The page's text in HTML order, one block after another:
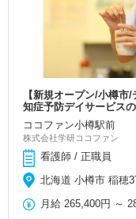
【新規オープン/小樽
知症予防デイサービス
ココファン小樽駅前
株式会社学研ココファン
看護師 / 正職員
北海道 小樽市 稲穂3
月給 265,400円 ～